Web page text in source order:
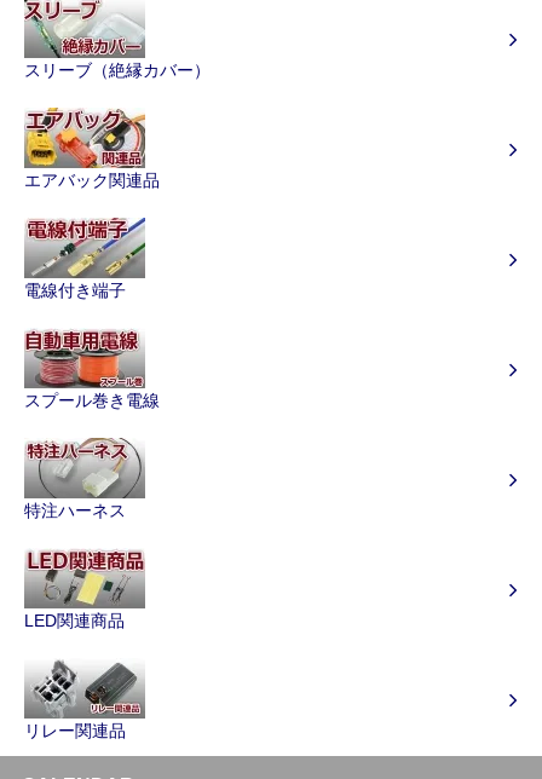
スリーブ（絶縁カバー）
エアバック関連品
電線付き端子
スプール巻き電線
特注ハーネス
LED関連商品
リレー関連品